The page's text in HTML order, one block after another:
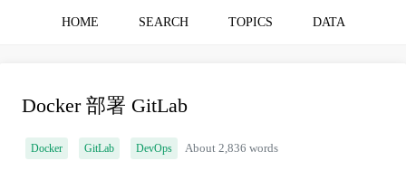
HOME SEARCH TOPICS DATA
Docker 部署 GitLab
Docker GitLab DevOps About 2,836 words